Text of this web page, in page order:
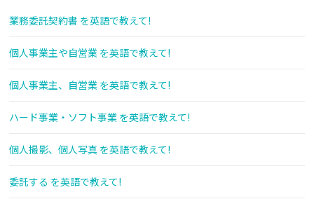
業務委託契約書 を英語で教えて!
個人事業主や自営業 を英語で教えて!
個人事業主、自営業 を英語で教えて!
ハード事業・ソフト事業 を英語で教えて!
個人撮影、個人写真 を英語で教えて!
委託する を英語で教えて!